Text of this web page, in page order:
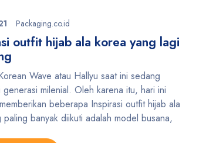
Packaging.co.id
outfit hijab ala korea yang lagi
Wave atau Hallyu saat ini sedang
milenial. Oleh karena itu, hari ini
beberapa Inspirasi outfit hijab ala
paling banyak diikuti adalah model busana,